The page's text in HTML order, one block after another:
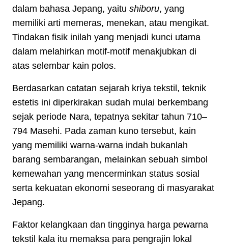
dalam bahasa Jepang, yaitu shiboru, yang
memiliki arti memeras, menekan, atau mengikat.
Tindakan fisik inilah yang menjadi kunci utama
dalam melahirkan motif-motif menakjubkan di
atas selembar kain polos.
Berdasarkan catatan sejarah kriya tekstil, teknik
estetis ini diperkirakan sudah mulai berkembang
sejak periode Nara, tepatnya sekitar tahun 710–
794 Masehi. Pada zaman kuno tersebut, kain
yang memiliki warna-warna indah bukanlah
barang sembarangan, melainkan sebuah simbol
kemewahan yang mencerminkan status sosial
serta kekuatan ekonomi seseorang di masyarakat
Jepang.
Faktor kelangkaan dan tingginya harga pewarna
tekstil kala itu memaksa para pengrajin lokal